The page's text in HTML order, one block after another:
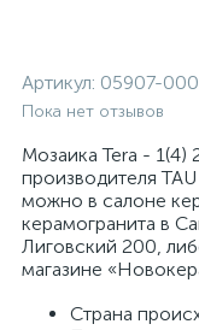
Артикул: 05907-
Пока нет отзывов
Мозаика Tera - 1(4)
производителя
можно в салоне
керамогранита в
Лиговский 200,
магазине
Страна